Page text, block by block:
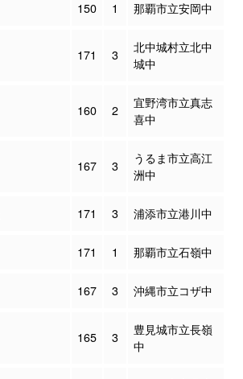
150 1 那覇市立安岡中
171 3
北中城村立北中
城中
160 2
宜野湾市立真志
喜中
167 3
うるま市立高江
洲中
171 3 浦添市立港川中
171 1 那覇市立石嶺中
167 3 沖縄市立コザ中
165 3
豊見城市立長嶺
中